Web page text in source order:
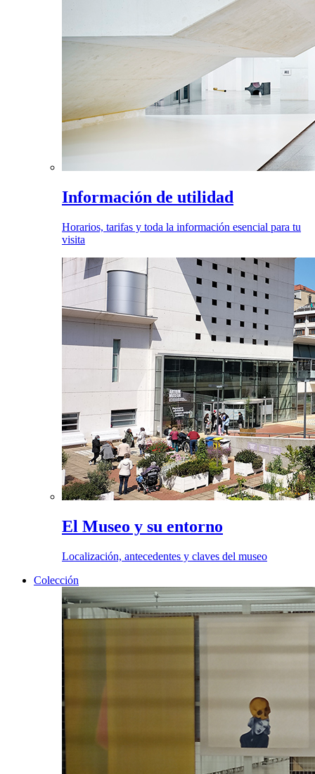
Información de utilidad
Horarios, tarifas y toda la información esencial para tu
visita
El Museo y su entorno
Localización, antecedentes y claves del museo
Colección